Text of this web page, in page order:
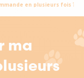
en plusieurs fois ?
ma